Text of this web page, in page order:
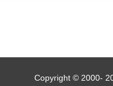
Copyright © 2000-